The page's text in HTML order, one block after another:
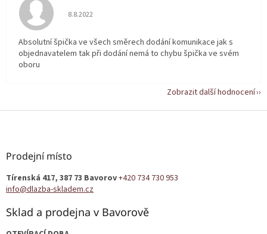
Hodnocení obchodu je 5 z 5 hvězdiček.
8.8.2022
Absolutní špička ve všech směrech dodání komunikace jak s
objednavatelem tak při dodání nemá to chybu špička ve svém
oboru
Zobrazit další hodnocení
Z
Prodejní místo
Tírenská 417, 387 73 Bavorov+420 734 730 953
info@dlazba-skladem.cz
Sklad a prodejna v Bavorově